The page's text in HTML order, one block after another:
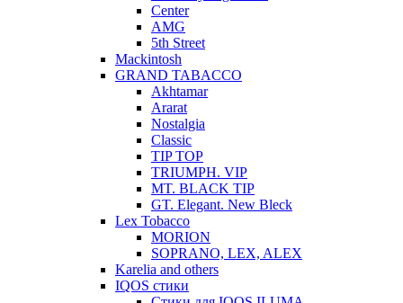
Center
AMG
5th Street
Mackintosh
GRAND TABACCO
Akhtamar
Ararat
Nostalgia
Classic
TIP TOP
TRIUMPH. VIP
MT. BLACK TIP
GT. Elegant. New Bleck
Lex Tobacco
MORION
SOPRANO, LEX, ALEX
Karelia and others
IQOS стики